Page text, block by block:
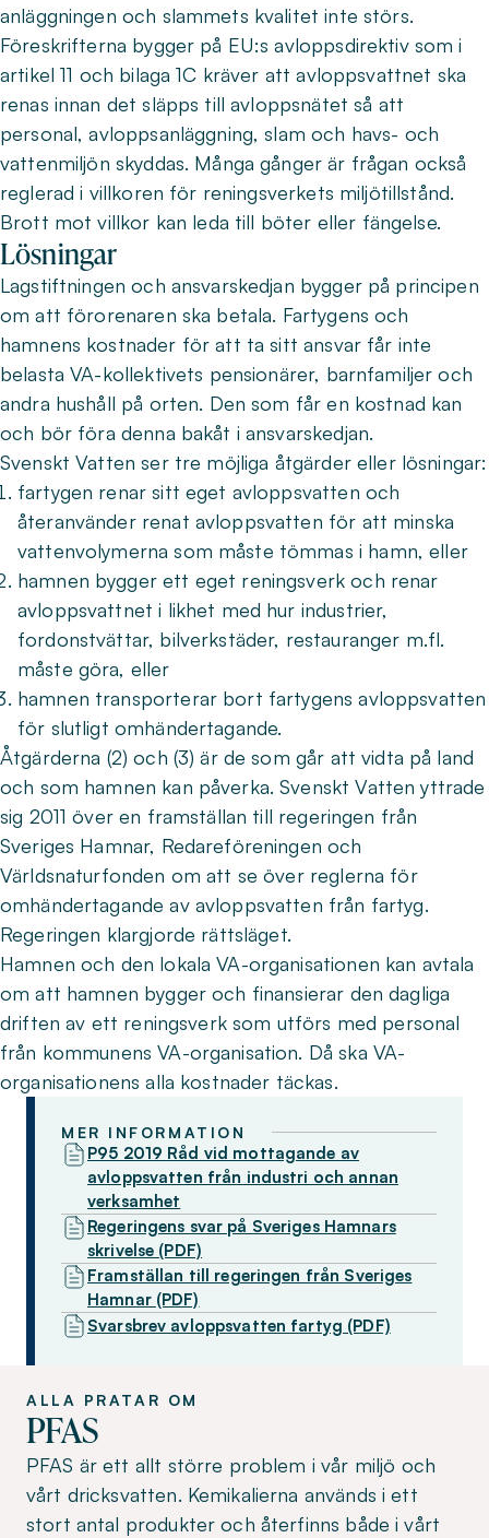
anläggningen och slammets kvalitet inte störs.
Föreskrifterna bygger på EU:s avloppsdirektiv som i
artikel 11 och bilaga 1C kräver att avloppsvattnet ska
renas innan det släpps till avloppsnätet så att
personal, avloppsanläggning, slam och havs- och
vattenmiljön skyddas. Många gånger är frågan också
reglerad i villkoren för reningsverkets miljötillstånd.
Brott mot villkor kan leda till böter eller fängelse.
Lösningar
Lagstiftningen och ansvarskedjan bygger på principen
om att förorenaren ska betala. Fartygens och
hamnens kostnader för att ta sitt ansvar får inte
belasta VA-kollektivets pensionärer, barnfamiljer och
andra hushåll på orten. Den som får en kostnad kan
och bör föra denna bakåt i ansvarskedjan.
Svenskt Vatten ser tre möjliga åtgärder eller lösningar:
fartygen renar sitt eget avloppsvatten och
återanvänder renat avloppsvatten för att minska
vattenvolymerna som måste tömmas i hamn, eller
hamnen bygger ett eget reningsverk och renar
avloppsvattnet i likhet med hur industrier,
fordonstvättar, bilverkstäder, restauranger m.fl.
måste göra, eller
hamnen transporterar bort fartygens avloppsvatten
för slutligt omhändertagande.
Åtgärderna (2) och (3) är de som går att vidta på land
och som hamnen kan påverka. Svenskt Vatten yttrade
sig 2011 över en framställan till regeringen från
Sveriges Hamnar, Redareföreningen och
Världsnaturfonden om att se över reglerna för
omhändertagande av avloppsvatten från fartyg.
Regeringen klargjorde rättsläget.
Hamnen och den lokala VA-organisationen kan avtala
om att hamnen bygger och finansierar den dagliga
driften av ett reningsverk som utförs med personal
från kommunens VA-organisation. Då ska VA-
organisationens alla kostnader täckas.
MER INFORMATION
P95 2019 Råd vid mottagande av
avloppsvatten från industri och annan
verksamhet
Regeringens svar på Sveriges Hamnars
skrivelse (PDF)
Framställan till regeringen från Sveriges
Hamnar (PDF)
Svarsbrev avloppsvatten fartyg (PDF)
ALLA PRATAR OM
PFAS
PFAS är ett allt större problem i vår miljö och
vårt dricksvatten. Kemikalierna används i ett
stort antal produkter och återfinns både i vårt